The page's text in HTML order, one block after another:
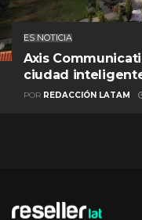
ES NOTICIA
Axis
ciudad
POR REDACCIÓN LATAM